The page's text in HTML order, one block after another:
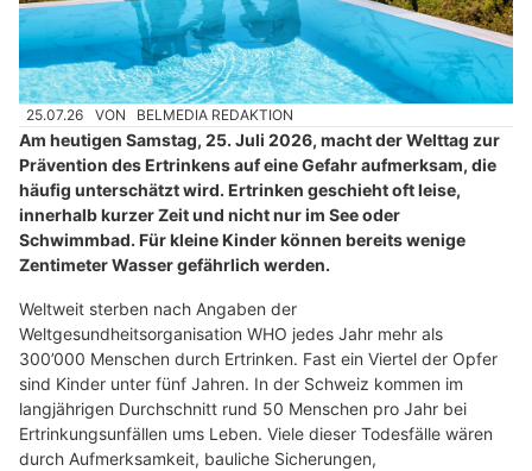
25.07.26 VON BELMEDIA REDAKTION
Am heutigen Samstag, 25. Juli 2026, macht der Welttag zur
Prävention des Ertrinkens auf eine Gefahr aufmerksam, die
häufig unterschätzt wird. Ertrinken geschieht oft leise,
innerhalb kurzer Zeit und nicht nur im See oder
Schwimmbad. Für kleine Kinder können bereits wenige
Zentimeter Wasser gefährlich werden.
Weltweit sterben nach Angaben der
Weltgesundheitsorganisation WHO jedes Jahr mehr als
300’000 Menschen durch Ertrinken. Fast ein Viertel der Opfer
sind Kinder unter fünf Jahren. In der Schweiz kommen im
langjährigen Durchschnitt rund 50 Menschen pro Jahr bei
Ertrinkungsunfällen ums Leben. Viele dieser Todesfälle wären
durch Aufmerksamkeit, bauliche Sicherungen,